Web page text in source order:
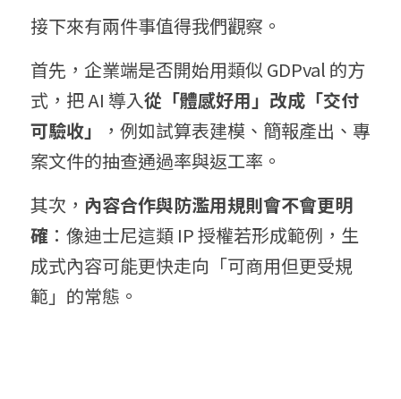
接下來有兩件事值得我們觀察。
首先，企業端是否開始用類似 GDPval 的方
式，把 AI 導入從「體感好用」改成「交付
可驗收」
，例如試算表建模、簡報產出、專
案文件的抽查通過率與返工率。
其次， 內容合作與防濫用規則會不會更明
確 ：像迪士尼這類 IP 授權若形成範例，生
成式內容可能更快走向「可商用但更受規
範」的常態。